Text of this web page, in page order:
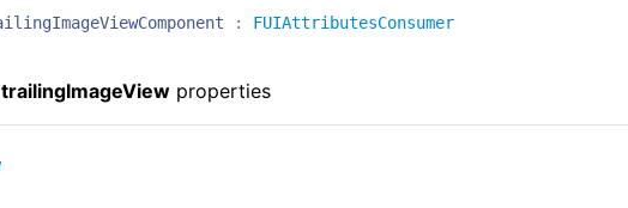
: FUIAttributesConsumer
trailingImageView properties